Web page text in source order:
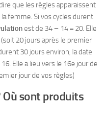
que les règles apparaissent
femme. Si vos cycles durent
est de 34 – 14 = 20. Elle
20 jours après le premier
30 jours environ, la date
Elle a lieu vers le 16e jour de
jour de vos règles)
Où sont produits